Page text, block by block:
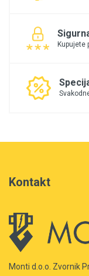
Kupujete
Kontakt
Monti d.o.o. Zvornik